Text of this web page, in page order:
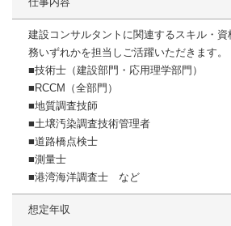
建設コンサルタントに関連するスキル・
務いずれかを担当しご活躍いただきます。
■技術士（建設部門・応用理学部門）
■RCCM（全部門）
■地質調査技師
■土壌汚染調査技術管理者
■道路橋点検士
■測量士
■港湾海洋調査士 など
想定年収